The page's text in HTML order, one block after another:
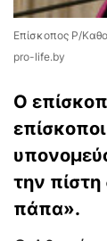
Επίσκοπος Ρ/
pro-life.by
Ο
την
πάπα».